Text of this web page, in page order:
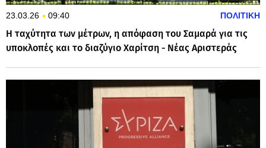
23.03.26 09:40 ΠΟΛΙΤΙΚΗ
Η ταχύτητα των μέτρων, η απόφαση του Σαμαρά για τις
υποκλοπές και το διαζύγιο Χαρίτση - Νέας Αριστεράς